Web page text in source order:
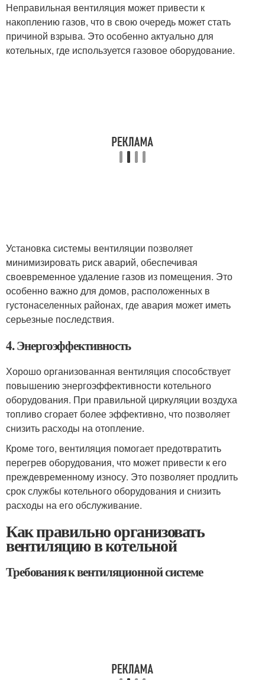
Неправильная вентиляция может привести к
накоплению газов, что в свою очередь может стать
причиной взрыва. Это особенно актуально для
котельных, где используется газовое оборудование.
Установка системы вентиляции позволяет
минимизировать риск аварий, обеспечивая
своевременное удаление газов из помещения. Это
особенно важно для домов, расположенных в
густонаселенных районах, где авария может иметь
серьезные последствия.
4. Энергоэффективность
Хорошо организованная вентиляция способствует
повышению энергоэффективности котельного
оборудования. При правильной циркуляции воздуха
топливо сгорает более эффективно, что позволяет
снизить расходы на отопление.
Кроме того, вентиляция помогает предотвратить
перегрев оборудования, что может привести к его
преждевременному износу. Это позволяет продлить
срок службы котельного оборудования и снизить
расходы на его обслуживание.
Как правильно организовать
вентиляцию в котельной
Требования к вентиляционной системе